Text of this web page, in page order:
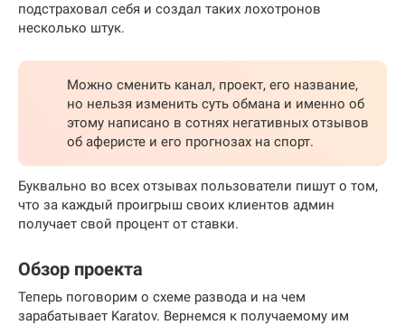
подстраховал себя и создал таких лохотронов
несколько штук.
Можно сменить канал, проект, его название,
но нельзя изменить суть обмана и именно об
этому написано в сотнях негативных отзывов
об аферисте и его прогнозах на спорт.
Буквально во всех отзывах пользователи пишут о том,
что за каждый проигрыш своих клиентов админ
получает свой процент от ставки.
Обзор проекта
Теперь поговорим о схеме развода и на чем
зарабатывает Karatov. Вернемся к получаемому им